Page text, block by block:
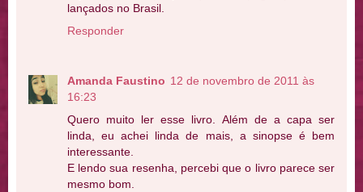
lançados no Brasil.
Responder
Amanda Faustino 12 de novembro de 2011 às
16:23
Quero muito ler esse livro. Além de a capa ser
linda, eu achei linda de mais, a sinopse é bem
interessante.
E lendo sua resenha, percebi que o livro parece ser
mesmo bom.